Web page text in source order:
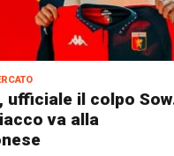
ufficiale il colpo
va alla